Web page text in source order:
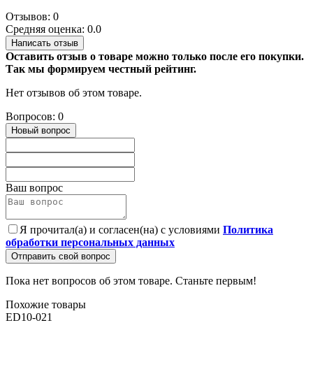
Отзывов: 0
Средняя оценка: 0.0
Написать отзыв
Оставить отзыв о товаре можно только после его покупки.
Так мы формируем честный рейтинг.
Нет отзывов об этом товаре.
Вопросов: 0
Новый вопрос
Ваш вопрос
Я прочитал(а) и согласен(на) с условиями Политика
обработки персональных данных
Отправить свой вопрос
Пока нет вопросов об этом товаре. Станьте первым!
Похожие товары
ED10-021